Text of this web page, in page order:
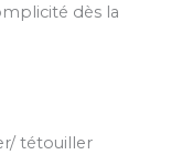
dès la
tétouiller